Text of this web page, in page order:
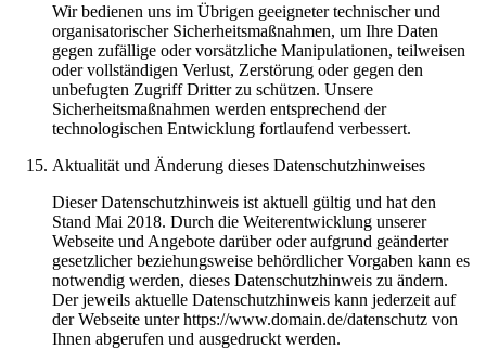
Wir bedienen uns im Übrigen geeigneter technischer und
organisatorischer Sicherheitsmaßnahmen, um Ihre Daten
gegen zufällige oder vorsätzliche Manipulationen, teilweisen
oder vollständigen Verlust, Zerstörung oder gegen den
unbefugten Zugriff Dritter zu schützen. Unsere
Sicherheitsmaßnahmen werden entsprechend der
technologischen Entwicklung fortlaufend verbessert.
Aktualität und Änderung dieses Datenschutzhinweises
Dieser Datenschutzhinweis ist aktuell gültig und hat den
Stand Mai 2018. Durch die Weiterentwicklung unserer
Webseite und Angebote darüber oder aufgrund geänderter
gesetzlicher beziehungsweise behördlicher Vorgaben kann es
notwendig werden, dieses Datenschutzhinweis zu ändern.
Der jeweils aktuelle Datenschutzhinweis kann jederzeit auf
der Webseite unter https://www.domain.de/datenschutz von
Ihnen abgerufen und ausgedruckt werden.